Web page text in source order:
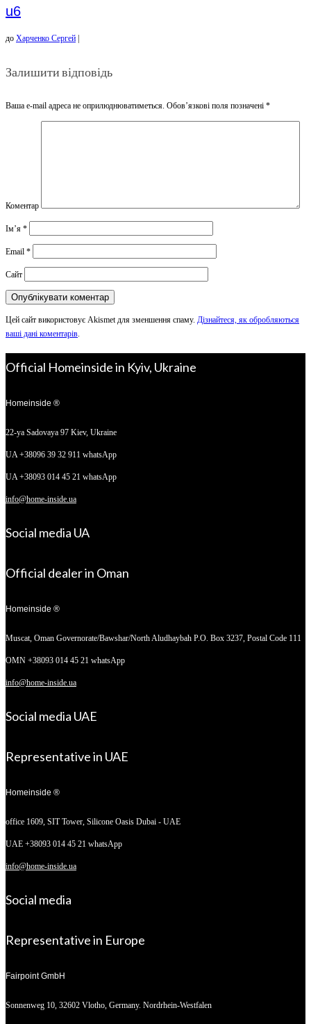
u6
до Харченко Сергей
Залишити відповідь
Ваша e-mail адреса не оприлюднюватиметься. Обов’язкові поля позначені *
Коментар
Ім’я *
Email *
Сайт
Цей сайт використовує Akismet для зменшення спаму. Дізнайтеся, як обробляються
ваші дані коментарів.
Official Homeinside in Kyiv, Ukraine
Homeinside ®
22-ya Sadovaya 97 Kiev, Ukraine
UA +38096 39 32 911 whatsApp
UA +38093 014 45 21 whatsApp
info@home-inside.ua
Social media UA
Official dealer in Oman
Homeinside ®
Muscat, Oman Governorate/Bawshar/North Aludhaybah P.O. Box 3237, Postal Code 111
OMN +38093 014 45 21 whatsApp
info@home-inside.ua
Social media UAE
Representative in UAE
Homeinside ®
office 1609, SIT Tower, Silicone Oasis Dubai - UAE
UAE +38093 014 45 21 whatsApp
info@home-inside.ua
Social media
Representative in Europe
Fairpoint GmbH
Sonnenweg 10, 32602 Vlotho, Germany. Nordrhein-Westfalen